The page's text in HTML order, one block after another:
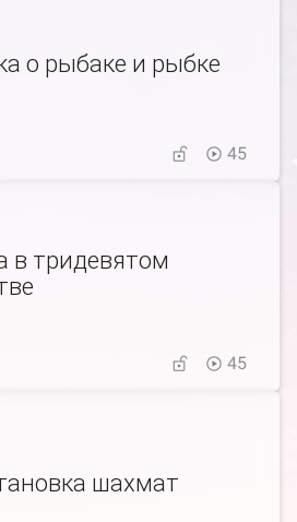
о рыбаке и рыбке
45
в тридевятом
45
шахмат